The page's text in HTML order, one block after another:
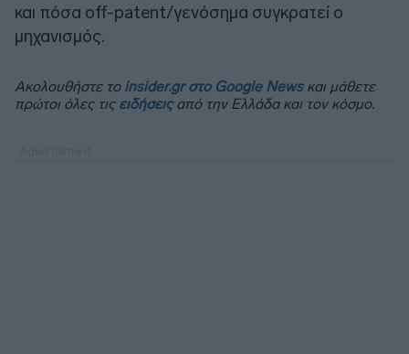
και πόσα off-patent/γενόσημα συγκρατεί ο
μηχανισμός.
Ακολουθήστε το insider.gr στο Google Newsκαι μάθετε
πρώτοι όλες τις ειδήσειςαπό την Ελλάδα και τον κόσμο.